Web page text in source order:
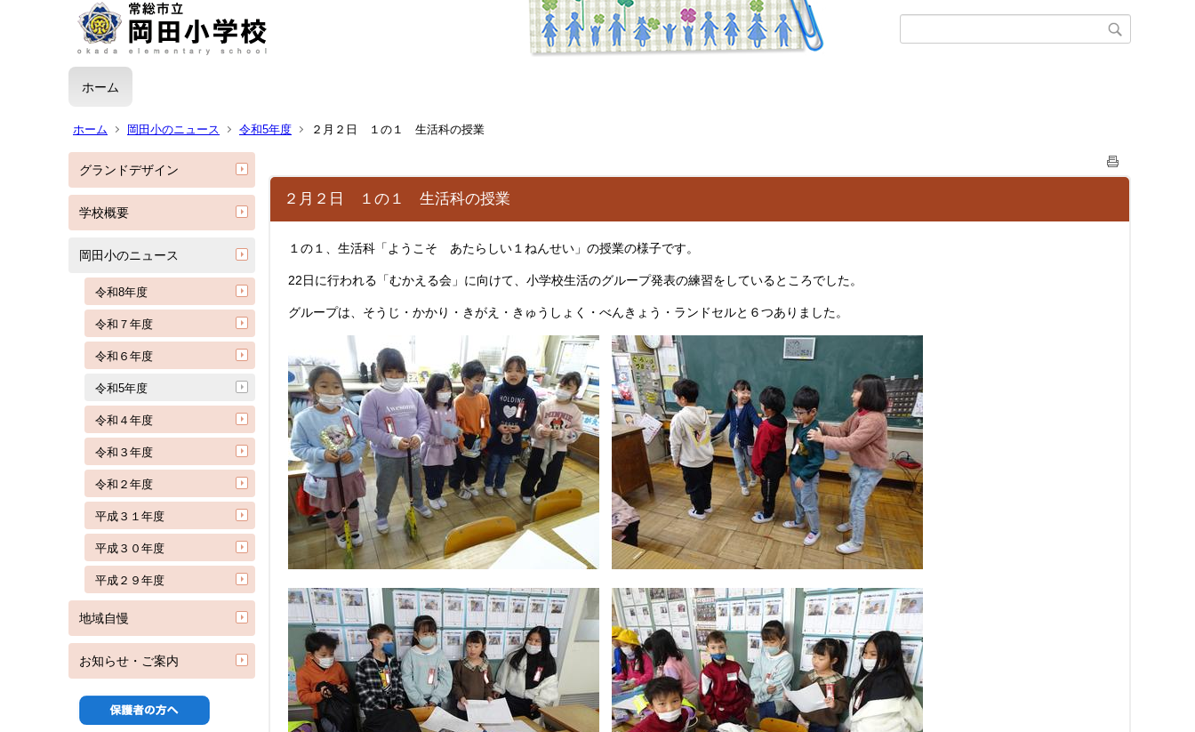
ホーム
ホーム 岡田小のニュース 令和5年度 ２月２日 １の１ 生活科の授業
グランドデザイン
学校概要
岡田小のニュース
令和8年度
令和７年度
令和６年度
令和5年度
令和４年度
令和３年度
令和２年度
平成３１年度
平成３０年度
平成２９年度
地域自慢
お知らせ・ご案内
２月２日 １の１ 生活科の授業
１の１、生活科「ようこそ あたらしい１ねんせい」の授業の様子です。
22日に行われる「むかえる会」に向けて、小学校生活のグループ発表の練習をしているところでした。
グループは、そうじ・かかり・きがえ・きゅうしょく・べんきょう・ランドセルと６つありました。